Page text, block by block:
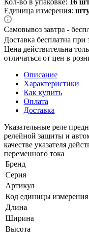
Единица измерения:
Самовывоз завтра -
Доставка бесплатна при
Цена действительна
отличаться от цен в
Описание
Характеристики
Как купить
Оплата
Доставка
Указательные реле
релейной защиты и
качестве указателя
переменного тока
Бренд
Серия
Артикул
Код единицы
Длина
Ширина
Высота